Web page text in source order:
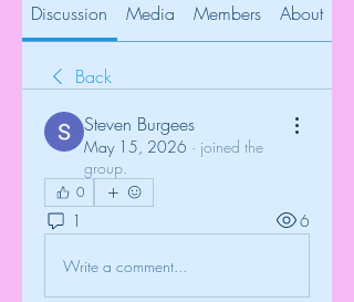
Discussion Media Members About
Back
Steven Burgees
May 15, 2026 · joined the
group.
0
1 6
Write a comment...